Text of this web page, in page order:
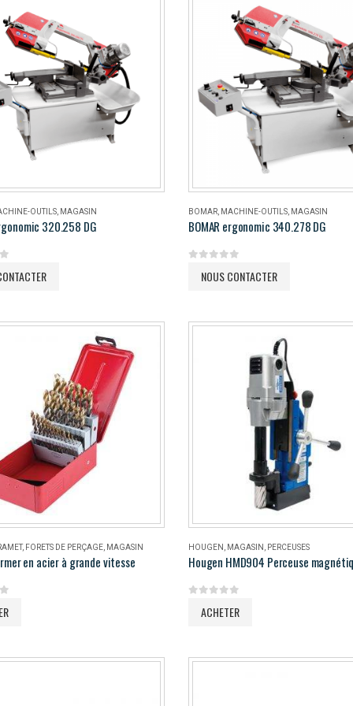
OUTILS, MAGASIN
320.258 DG
BOMAR, MACHINE-OUTILS, MAGASIN
BOMAR ergonomic 340.278 DG
NOUS CONTACTER
, FORETS DE PERÇAGE, MAGASIN
en acier à grande vitesse
HOUGEN , MAGASIN , PERCEUSES
ACHETER